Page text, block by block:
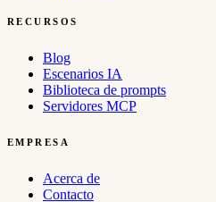
RECURSOS
Blog
Escenarios IA
Biblioteca de prompts
Servidores MCP
EMPRESA
Acerca de
Contacto